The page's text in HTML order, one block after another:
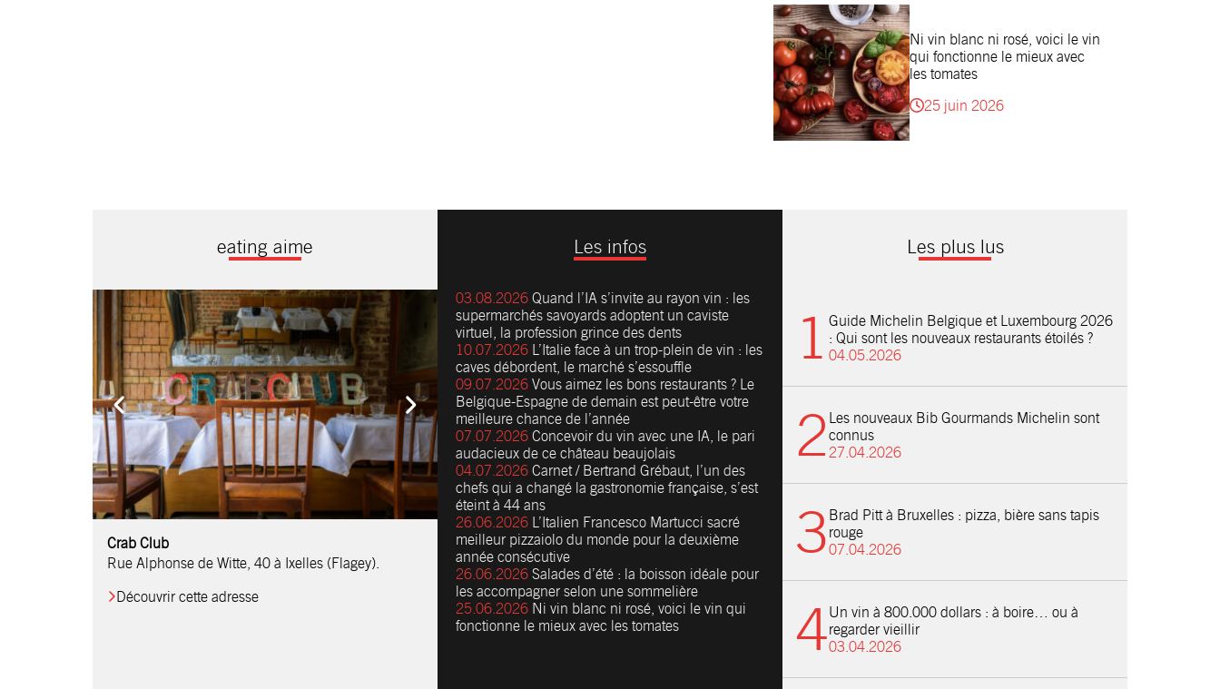
Ni vin blanc ni rosé, voici le vin
qui fonctionne le mieux avec
les tomates
25 juin 2026
eating aime
Comptoir Chouchou
Crab Club
Rue Alphonse de Witte, 40 à Ixelles (Flagey).
Découvrir cette adresse
OM Restaurant
Table & Comptoir
Le Relais d’Orti
Studio 97
Löctave Restaurant
F-eat Restaurant
L’Art des Mets
Restaurant Harmonie
La Table de Jean
Les infos
03.08.2026 Quand l’IA s’invite au rayon vin : les
supermarchés savoyards adoptent un caviste
virtuel, la profession grince des dents
10.07.2026 L’Italie face à un trop-plein de vin : les
caves débordent, le marché s’essouffle
09.07.2026 Vous aimez les bons restaurants ? Le
Belgique-Espagne de demain est peut-être votre
meilleure chance de l’année
07.07.2026 Concevoir du vin avec une IA, le pari
audacieux de ce château beaujolais
04.07.2026 Carnet / Bertrand Grébaut, l’un des
chefs qui a changé la gastronomie française, s’est
éteint à 44 ans
26.06.2026 L’Italien Francesco Martucci sacré
meilleur pizzaiolo du monde pour la deuxième
année consécutive
26.06.2026 Salades d’été : la boisson idéale pour
les accompagner selon une sommelière
25.06.2026 Ni vin blanc ni rosé, voici le vin qui
fonctionne le mieux avec les tomates
Les plus lus
Guide Michelin Belgique et Luxembourg 2026
: Qui sont les nouveaux restaurants étoilés ?
04.05.2026
Les nouveaux Bib Gourmands Michelin sont
connus
27.04.2026
Brad Pitt à Bruxelles : pizza, bière sans tapis
rouge
07.04.2026
Un vin à 800.000 dollars : à boire… ou à
regarder vieillir
03.04.2026